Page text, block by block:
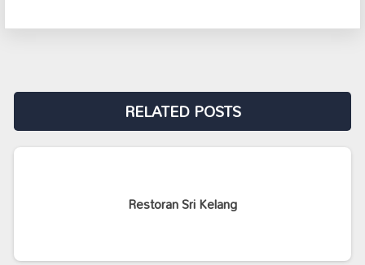
RELATED POSTS
Restoran Sri Kelang